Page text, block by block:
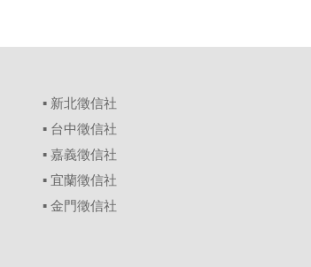
▪ 新北徵信社
▪ 台中徵信社
▪嘉義徵信社
▪宜蘭徵信社
▪金門徵信社